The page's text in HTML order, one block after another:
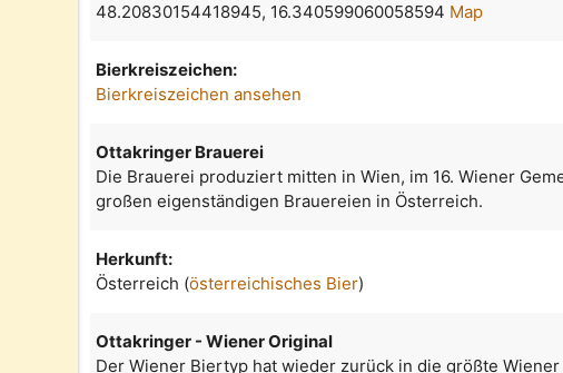
48.20830154418945, 16.340599060058594 Map
Bierkreiszeichen:
Bierkreiszeichen ansehen
Ottakringer Brauerei
Die Brauerei produziert mitten in Wien, im 16. Wiener
großen eigenständigen Brauereien in Österreich.
Herkunft:
Österreich (österreichisches Bier)
Ottakringer - Wiener Original
Der Wiener Biertyp hat wieder zurück in die größte